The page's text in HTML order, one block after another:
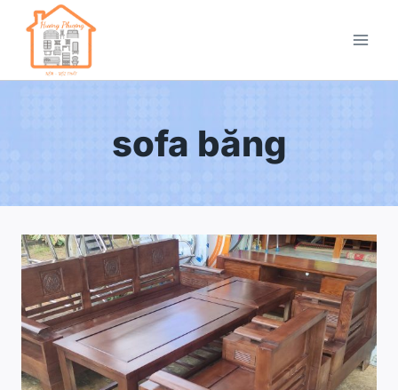
sofa băng